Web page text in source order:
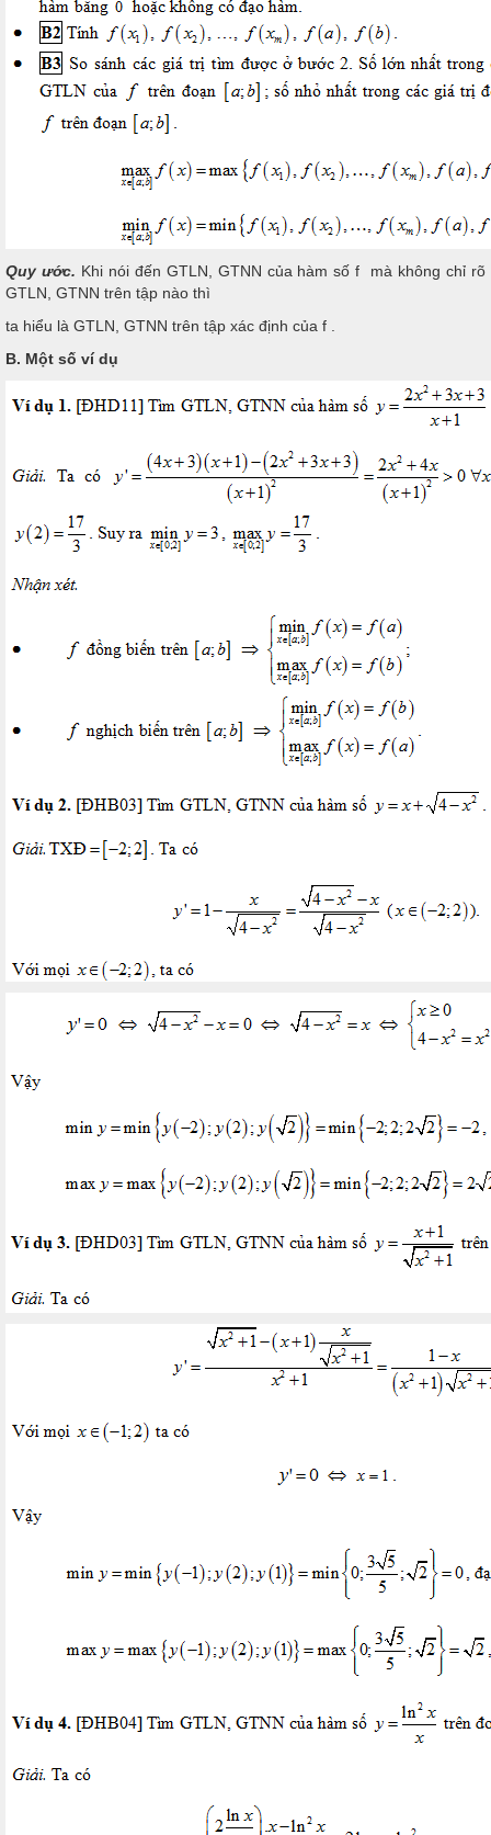
Quy ước. Khi nói đến GTLN, GTNN của hàm số f mà không chỉ rõ
GTLN, GTNN trên tập nào thì
ta hiểu là GTLN, GTNN trên tập xác định của f .
B. Một số ví dụ